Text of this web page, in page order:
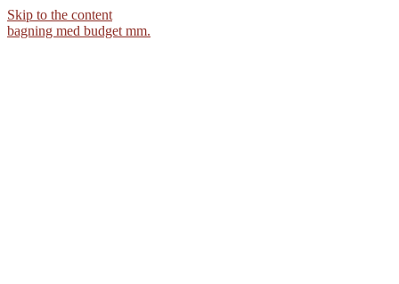
Skip to the content
bagning med budget mm.